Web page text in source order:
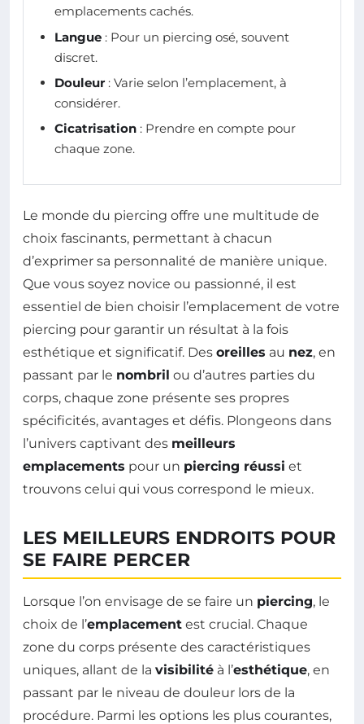
emplacements cachés.
Langue : Pour un piercing osé, souvent
discret.
Douleur : Varie selon l’emplacement, à
considérer.
Cicatrisation : Prendre en compte pour
chaque zone.
Le monde du piercing offre une multitude de
choix fascinants, permettant à chacun
d’exprimer sa personnalité de manière unique.
Que vous soyez novice ou passionné, il est
essentiel de bien choisir l’emplacement de votre
piercing pour garantir un résultat à la fois
esthétique et significatif. Des oreilles au nez, en
passant par le nombril ou d’autres parties du
corps, chaque zone présente ses propres
spécificités, avantages et défis. Plongeons dans
l’univers captivant des meilleurs
emplacements pour un piercing réussi et
trouvons celui qui vous correspond le mieux.
LES MEILLEURS ENDROITS POUR
SE FAIRE PERCER
Lorsque l’on envisage de se faire un piercing, le
choix de l’emplacement est crucial. Chaque
zone du corps présente des caractéristiques
uniques, allant de la visibilité à l’esthétique, en
passant par le niveau de douleur lors de la
procédure. Parmi les options les plus courantes,